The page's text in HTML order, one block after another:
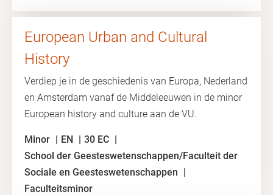
European Urban and Cultural
History
Verdiep je in de geschiedenis van Europa, Nederland
en Amsterdam vanaf de Middeleeuwen in de minor
European history and culture aan de VU.
Minor EN
30 EC
School der Geesteswetenschappen/Faculteit der
Sociale en Geesteswetenschappen
Faculteitsminor